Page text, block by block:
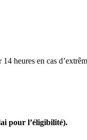
heures en cas
pour l’éligibilité).